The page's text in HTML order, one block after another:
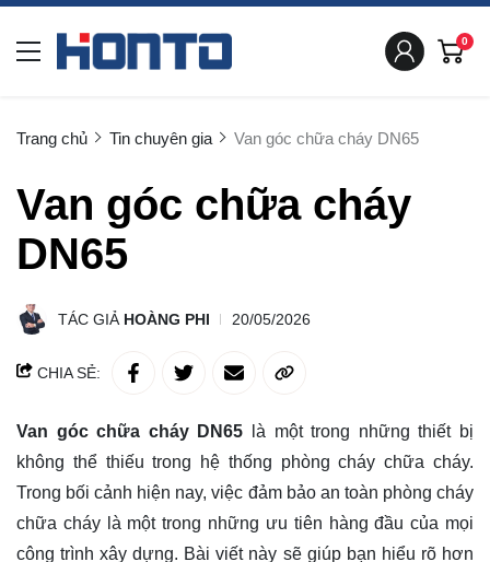
0
Trang chủ Tin chuyên gia Van góc chữa cháy DN65
Van góc chữa cháy
DN65
TÁC GIẢ HOÀNG PHI 20/05/2026
CHIA SẺ:
Van góc chữa cháy DN65
là một trong những thiết bị
không thể thiếu trong hệ thống phòng cháy chữa cháy.
Trong bối cảnh hiện nay, việc đảm bảo an toàn phòng cháy
chữa cháy là một trong những ưu tiên hàng đầu của mọi
công trình xây dựng. Bài viết này sẽ giúp bạn hiểu rõ hơn